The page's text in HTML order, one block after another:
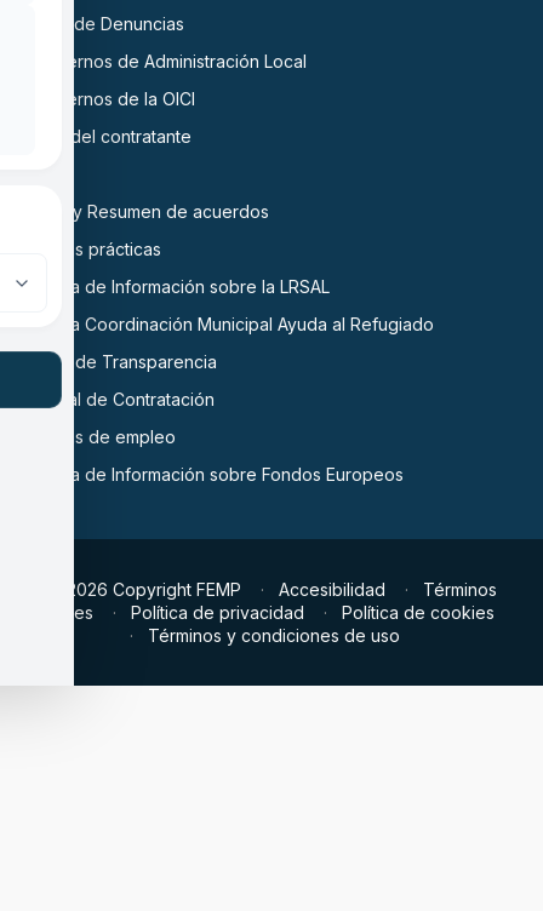
Canal de Denuncias
Cuadernos de Administración Local
Cuadernos de la OICI
Perfil del contratante
Actas y Resumen de acuerdos
Buenas prácticas
Oficina de Información sobre la LRSAL
Oficina Coordinación Municipal Ayuda al Refugiado
Portal de Transparencia
Central de Contratación
Ofertas de empleo
Oficina de Información sobre Fondos Europeos
© 2026 Copyright FEMP Accesibilidad
Términos
legales
Política de privacidad
Política de cookies
Términos y condiciones de uso